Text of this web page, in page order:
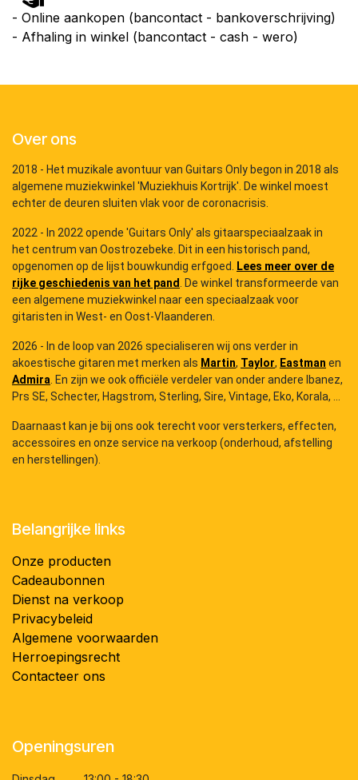
- Online aankopen (bancontact - bankoverschrijving)
- Afhaling in winkel (bancontact - cash - wero)
Over ons
2018 - Het muzikale avontuur van Guitars Only begon in 2018 als
algemene muziekwinkel 'Muziekhuis Kortrijk'. De winkel moest
echter de deuren sluiten vlak voor de coronacrisis.
2022 - In 2022 opende 'Guitars Only' als gitaarspeciaalzaak in
het centrum van Oostrozebeke. Dit in een historisch pand,
opgenomen op de lijst bouwkundig erfgoed.
Lees meer over de
rijke geschiedenis van het pand
. De winkel transformeerde van
een algemene muziekwinkel naar een speciaalzaak voor
gitaristen in West- en Oost-Vlaanderen.
2026 - In de loop van 2026 specialiseren wij ons verder in
akoestische gitaren met merken als Martin, Taylor, Eastman en
Admira . En zijn we ook officiële verdeler van onder andere Ibanez,
Prs SE, Schecter, Hagstrom, Sterling, Sire, Vintage, Eko, Korala, ...
Daarnaast kan je bij ons ook terecht voor versterkers, effecten,
accessoires en onze service na verkoop (onderhoud, afstelling
en herstellingen).
Belangrijke links
Onze producten
Cadeaubonnen
Dienst na verkoop
Privacybeleid
Algemene voorwaarden
Herroepingsrecht
Contacteer ons
Openingsuren